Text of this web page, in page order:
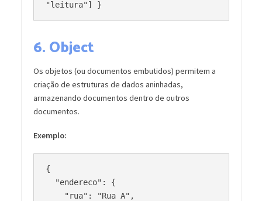
6.Object
Os objetos (ou documentos embutidos) permitem a
criação de estruturas de dados aninhadas,
armazenando documentos dentro de outros
documentos.
Exemplo:
{